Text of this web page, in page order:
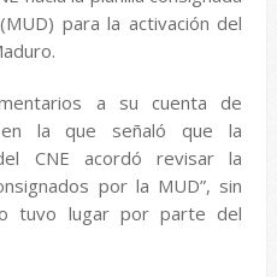
para la activación del
a su cuenta de
la que señaló que la
CNE acordó revisar la
por la MUD”, sin
tuvo lugar por parte del